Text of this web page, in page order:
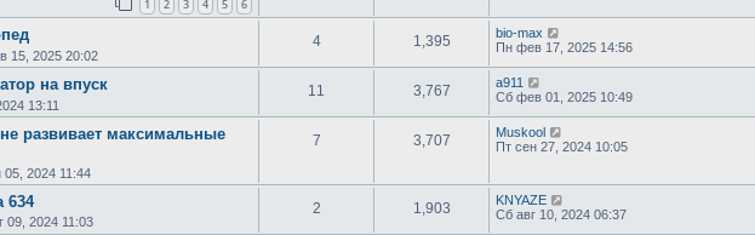
1 2 3 4 5 6
15, 2025 20:02
4 1,395
bio-max
Пн фев 17, 2025 14:56
на впуск
13:11
11 3,767
a911
Сб фев 01, 2025 10:49
развивает максимальные
2024 11:44
7 3,707
Muskool
Пт сен 27, 2024 10:05
634
09, 2024 11:03
2 1,903
KNYAZE
Сб авг 10, 2024 06:37